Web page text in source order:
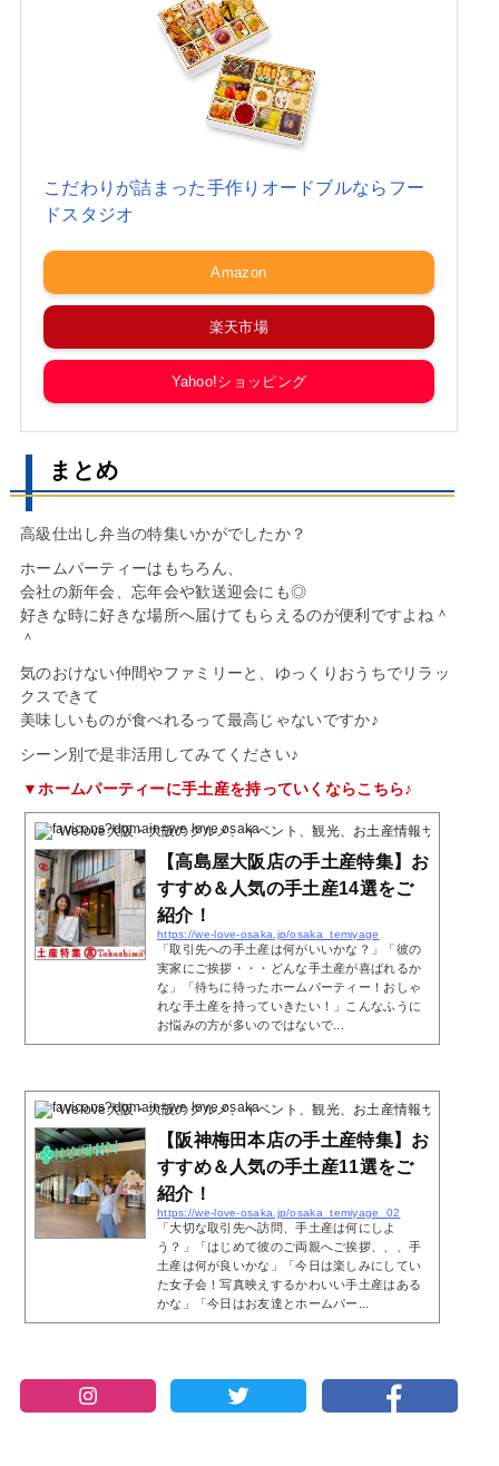
こだわりが詰まった手作りオードブルならフー
ドスタジオ
Amazon
楽天市場
Yahoo!ショッピング
まとめ
高級仕出し弁当の特集いかがでしたか？
ホームパーティーはもちろん、
会社の新年会、忘年会や歓送迎会にも◎
好きな時に好きな場所へ届けてもらえるのが便利ですよね＾
＾
気のおけない仲間やファミリーと、ゆっくりおうちでリラッ
クスできて
美味しいものが食べれるって最高じゃないですか♪
シーン別で是非活用してみてください♪
▼ホームパーティーに手土産を持っていくならこちら♪
Welove大阪・大阪のグルメ、イベント、観光、お土産情報サイト
【高島屋大阪店の手土産特集】お
すすめ＆人気の手土産14選をご
紹介！
https://we-love-osaka.jp/osaka_temiyage
「取引先への手土産は何がいいかな？」「彼の
実家にご挨拶・・・どんな手土産が喜ばれるか
な」「待ちに待ったホームパーティー！おしゃ
れな手土産を持っていきたい！」こんなふうに
お悩みの方が多いのではないで...
Welove大阪・大阪のグルメ、イベント、観光、お土産情報サイト
【阪神梅田本店の手土産特集】お
すすめ＆人気の手土産11選をご
紹介！
https://we-love-osaka.jp/osaka_temiyage_02
「大切な取引先へ訪問、手土産は何にしよ
う？」「はじめて彼のご両親へご挨拶、、、手
土産は何が良いかな」「今日は楽しみにしてい
た女子会！写真映えするかわいい手土産はある
かな」「今日はお友達とホームパー...